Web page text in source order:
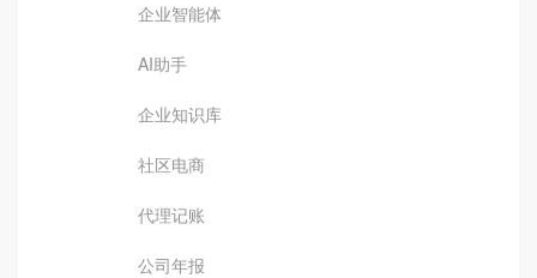
企业智能体
AI助手
企业知识库
社区电商
代理记账
公司年报